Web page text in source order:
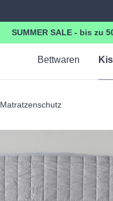
SUMMER SALE - bis zu
Bettwaren
Matratzenschutz